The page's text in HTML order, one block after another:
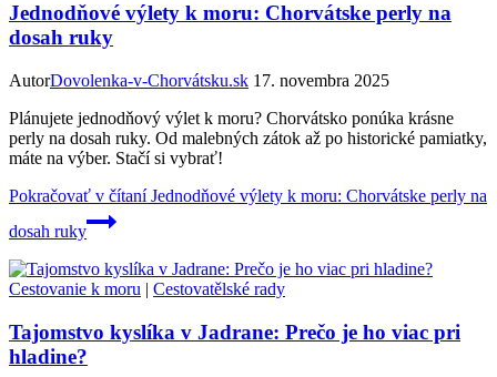
Jednodňové výlety k moru: Chorvátske perly na
dosah ruky
AutorDovolenka-v-Chorvátsku.sk 17. novembra 2025
Plánujete jednodňový výlet k moru? Chorvátsko ponúka krásne
perly na dosah ruky. Od malebných zátok až po historické pamiatky,
máte na výber. Stačí si vybrať!
Pokračovať v čítaníJednodňové výlety k moru: Chorvátske perly na
dosah ruky
Cestovanie k moru | Cestovatělské rady
Tajomstvo kyslíka v Jadrane: Prečo je ho viac pri
hladine?